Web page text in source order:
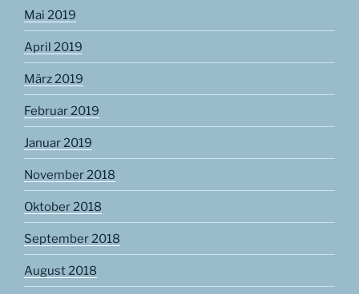
Mai 2019
April 2019
März 2019
Februar 2019
Januar 2019
November 2018
Oktober 2018
September 2018
August 2018